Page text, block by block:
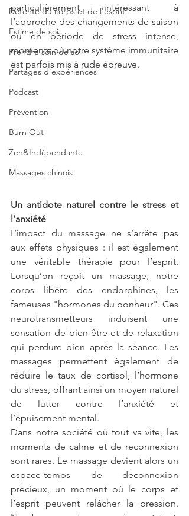
Détente du corps et de l'esprit
Estime de soi
Prendre soin de soi
Partages d'expériences
Podcast
Prévention
Burn Out
Zen&Indépendante
Massages chinois
particulièrement intéressant à
l’approche des changements de saison
ou en période de stress intense,
moments où notre système immunitaire
est parfois mis à rude épreuve.
Un antidote naturel contre le stress et
l’anxiété
L’impact du massage ne s’arrête pas
aux effets physiques : il est également
une véritable thérapie pour l’esprit.
Lorsqu’on reçoit un massage, notre
corps libère des endorphines, les
fameuses "hormones du bonheur". Ces
neurotransmetteurs induisent une
sensation de bien-être et de relaxation
qui perdure bien après la séance. Les
massages permettent également de
réduire le taux de cortisol, l’hormone
du stress, offrant ainsi un moyen naturel
de lutter contre l’anxiété et
l’épuisement mental.
Dans notre société où tout va vite, les
moments de calme et de reconnexion
sont rares. Le massage devient alors un
espace-temps de déconnexion
précieux, un moment où le corps et
l’esprit peuvent relâcher la pression.